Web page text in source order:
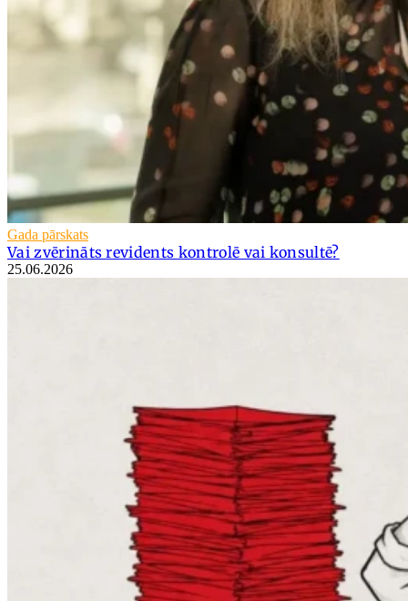
Gada pārskats
Vai zvērināts revidents kontrolē vai konsultē?
25.06.2026